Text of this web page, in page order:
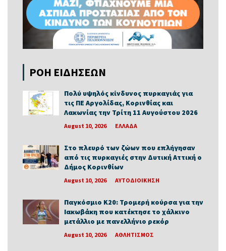
ΡΟΗ ΕΙΔΗΣΕΩΝ
Πολύ υψηλός κίνδυνος πυρκαγιάς για
τις ΠΕ Αργολίδας, Κορινθίας και
Λακωνίας την Τρίτη 11 Αυγούστου 2026
August 10, 2026 ΕΛΛΑΔΑ
Στο πλευρό των ζώων που επλήγησαν
από τις πυρκαγιές στην Δυτική Αττική ο
Δήμος Κορινθίων
August 10, 2026 ΑΥΤΟΔΙΟΙΚΗΣΗ
Παγκόσμιο Κ20: Τρομερή κούρσα για την
Ιακωβάκη που κατέκτησε το χάλκινο
μετάλλιο με πανελλήνιο ρεκόρ
August 10, 2026 ΑΘΛΗΤΙΣΜΟΣ